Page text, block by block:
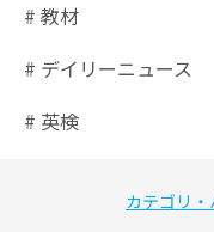
# 教材
# デイリーニュース
# 英検
カテゴリ